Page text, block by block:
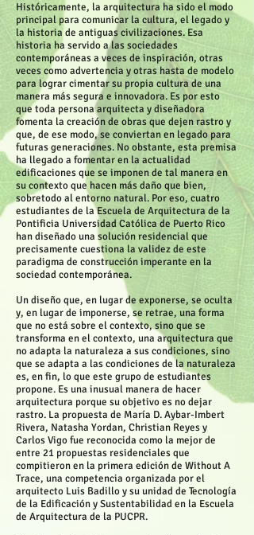
Históricamente, la arquitectura ha sido el modo
principal para comunicar la cultura, el legado y
la historia de antiguas civilizaciones. Esa
historia ha servido a las sociedades
contemporáneas a veces de inspiración, otras
veces como advertencia y otras hasta de modelo
para lograr cimentar su propia cultura de una
manera más segura e innovadora. Es por esto
que toda persona arquitecta y diseñadora
fomenta la creación de obras que dejen rastro y
que, de ese modo, se conviertan en legado para
futuras generaciones. No obstante, esta premisa
ha llegado a fomentar en la actualidad
edificaciones que se imponen de tal manera en
su contexto que hacen más daño que bien,
sobretodo al entorno natural. Por eso, cuatro
estudiantes de la Escuela de Arquitectura de la
Pontificia Universidad Católica de Puerto Rico
han diseñado una solución residencial que
precisamente cuestiona la validez de este
paradigma de construcción imperante en la
sociedad contemporánea.
Un diseño que, en lugar de exponerse, se oculta
y, en lugar de imponerse, se retrae, una forma
que no está sobre el contexto, sino que se
transforma en el contexto, una arquitectura que
no adapta la naturaleza a sus condiciones, sino
que se adapta a las condiciones de la naturaleza
es, en fin, lo que este grupo de estudiantes
propone. Es una inusual manera de hacer
arquitectura porque su objetivo es no dejar
rastro. La propuesta de María D. Aybar-Imbert
Rivera, Natasha Yordan, Christian Reyes y
Carlos Vigo fue reconocida como la mejor de
entre 21 propuestas residenciales que
compitieron en la primera edición de Without A
Trace, una competencia organizada por el
arquitecto Luis Badillo y su unidad de Tecnología
de la Edificación y Sustentabilidad en la Escuela
de Arquitectura de la PUCPR.